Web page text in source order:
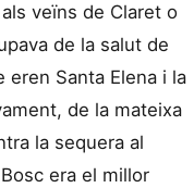
veïns de Claret o
de la salut de
eren Santa Elena i la
de la mateixa
la sequera al
era el millor